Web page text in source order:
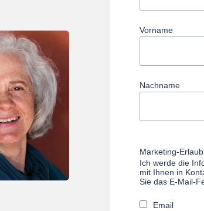
Vorname
Nachname
Marketing-
Ich werde die
mit Ihnen in
Sie das E-Mail-
Email